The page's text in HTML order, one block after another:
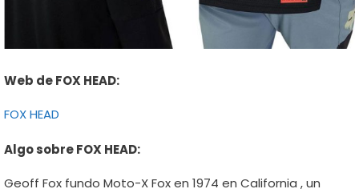
Web de FOX HEAD:
FOX HEAD
Algo sobre FOX HEAD:
Geoff Fox fundo Moto-X Fox en 1974 en California , un